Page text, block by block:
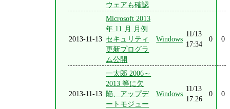
ウェアも確認
2013-11-13
Microsoft 2013
年 11 月 月例
セキュリティ
更新プログラ
ム公開
Windows
11/13
17:34
0 0
2013-11-13
一太郎 2006～
2013 等に欠
陥、アップデ
ートモジュー
Windows
11/13
17:26
0 0